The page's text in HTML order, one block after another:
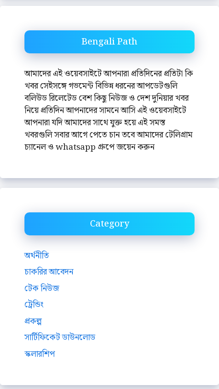
Bengali Path
আমাদের এই ওয়েবসাইটে আপনারা প্রতিদিনের প্রতিটা কি
খবর সেইসঙ্গে গভমেন্ট বিভিন্ন ধরনের আপডেটগুলি
বলিউড রিলেটেড বেশ কিছু নিউজ ও দেশ দুনিয়ার খবর
নিয়ে প্রতিদিন আপনাদের সামনে আসি এই ওয়েবসাইটে
আপনারা যদি আমাদের সাথে যুক্ত হয়ে এই সমস্ত
খবরগুলি সবার আগে পেতে চান তবে আমাদের টেলিগ্রাম
চ্যানেল ও whatsapp গ্রুপে জয়েন করুন
Category
অর্থনীতি
চাকরির আবেদন
টেক নিউজ
ট্রেন্ডিং
প্রকল্প
সার্টিফিকেট ডাউনলোড
স্কলারশিপ